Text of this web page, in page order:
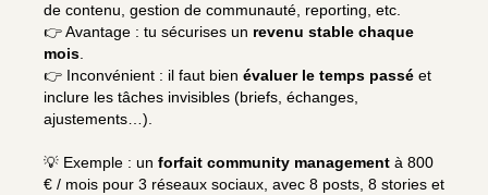
de contenu, gestion de communauté, reporting, etc.
👉 Avantage : tu sécurises un revenu stable chaque
mois
👉 Inconvénient : il faut bien évaluer le temps passé et
inclure les tâches invisibles (briefs, échanges,
ajustements…).
💡 Exemple : un forfait community management à 800
€ / mois pour 3 réseaux sociaux, avec 8 posts, 8 stories et